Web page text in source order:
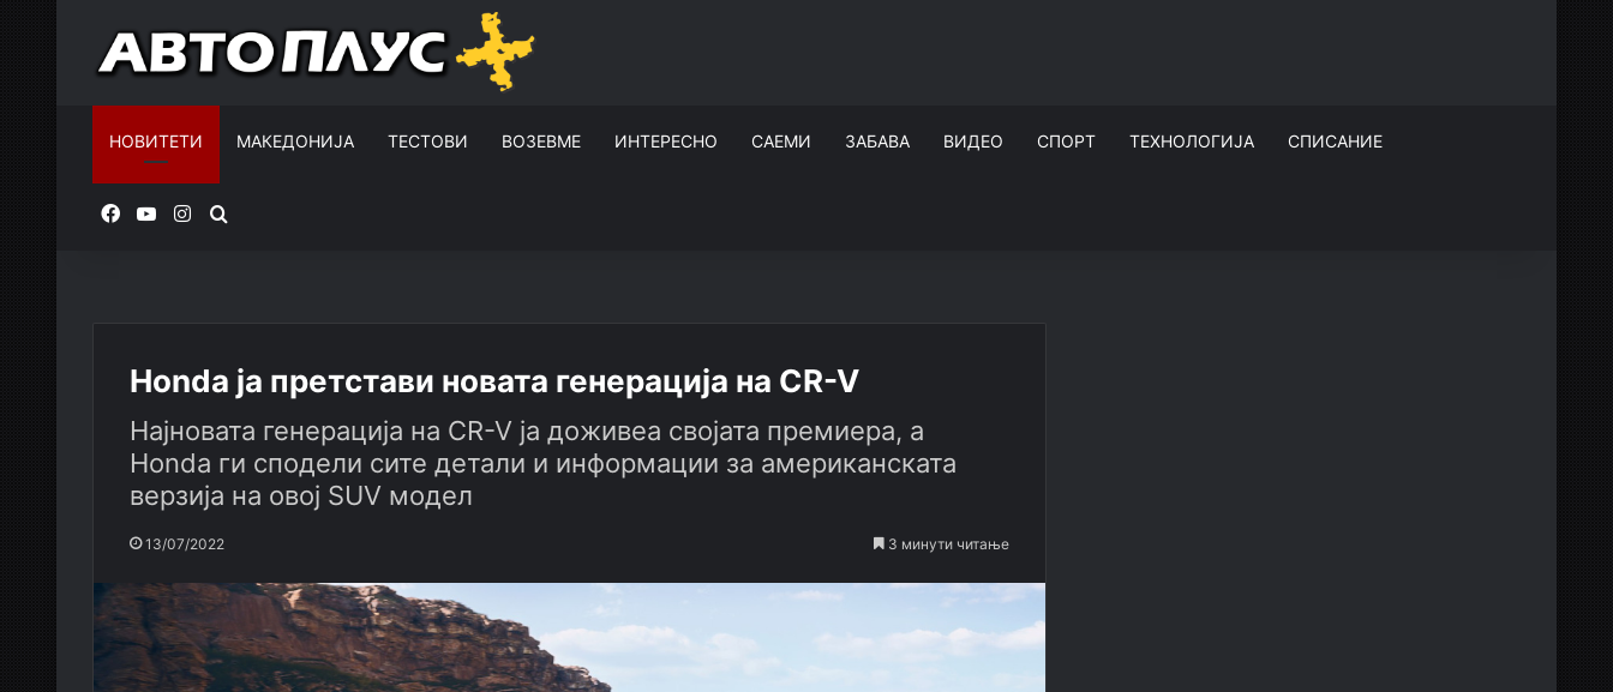
НОВИТЕТИ МАКЕДОНИЈА ТЕСТОВИ ВОЗЕВМЕ ИНТЕРЕСНО САЕМИ ЗАБАВА ВИДЕО СПОРТ ТЕХНОЛОГИЈА СПИСАНИЕ
FacebookYouTubeInstagram
Honda ја претстави новата генерација на CR-V
Најновата генерација на CR-V ја доживеа својата премиера, а
Honda ги сподели сите детали и информации за американската
верзија на овој SUV модел
13/07/2022 3 минути читање